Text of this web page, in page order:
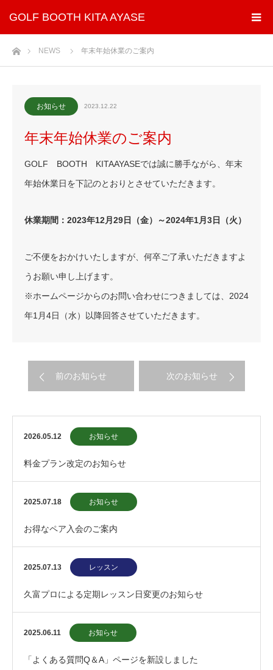
GOLF BOOTH KITA AYASE
ホームNEWS 年末年始休業のご案内
お知らせ 2023.12.22
年末年始休業のご案内
GOLF BOOTH KITAAYASEでは誠に勝手ながら、年末
年始休業日を下記のとおりとさせていただきます。
休業期間：2023年12月29日（金）～2024年1月3日（火）
ご不便をおかけいたしますが、何卒ご了承いただきますよ
うお願い申し上げます。
※ホームページからのお問い合わせにつきましては、2024
年1月4日（水）以降回答させていただきます。
前のお知らせ 次のお知らせ
2026.05.12 お知らせ
料金プラン改定のお知らせ
2025.07.18 お知らせ
お得なペア入会のご案内
2025.07.13 レッスン
久富プロによる定期レッスン日変更のお知らせ
2025.06.11 お知らせ
「よくある質問Q＆A」ページを新設しました